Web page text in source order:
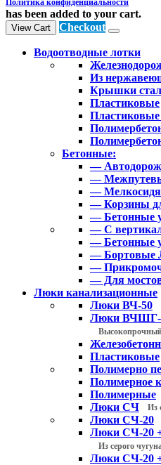
Политика конфиденциальности
has been added to your cart.
View Cart Checkout
Водоотводные лотки
Из
Крышки
Пластиковые
Бетонные:
—
—
—
— Корзины
— Бетонные
— С
— Бетонные
— Бортовые
—
— Для
Люки канализационные
Люки ВЧ-50
Люки ВЧШГ-
Пластиковые
Полимерно
Полимерное
Полимерные
Люки СЧ
Из
Люки СЧ-20
Люки СЧ-20
Из серого
Люки СЧ-20